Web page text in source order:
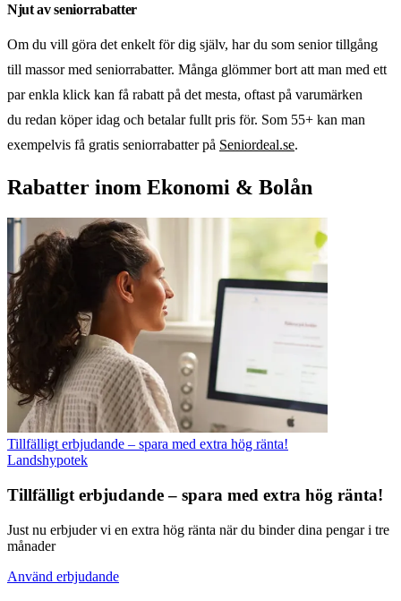
Njut av seniorrabatter
Om du vill göra det enkelt för dig själv, har du som senior tillgång
till massor med seniorrabatter. Många glömmer bort att man med ett
par enkla klick kan få rabatt på det mesta, oftast på varumärken
du redan köper idag och betalar fullt pris för. Som 55+ kan man
exempelvis få gratis seniorrabatter på Seniordeal.se.
Rabatter inom Ekonomi & Bolån
Tillfälligt erbjudande – spara med extra hög ränta!
Landshypotek
Tillfälligt erbjudande – spara med extra hög ränta!
Just nu erbjuder vi en extra hög ränta när du binder dina pengar i tre
månader
Använd erbjudande